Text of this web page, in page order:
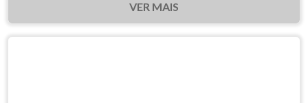
VER MAIS